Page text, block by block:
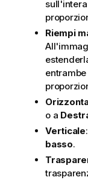
Riempi
o a
Verticale
basso.